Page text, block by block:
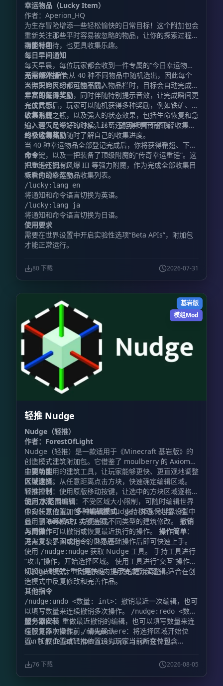
幸运物品（Lucky Item）
作者：Aperion_HQ
为生存冒险增添一些轻松愉快的日常目标！这个附加包会
重新关注那些平时容易被忽略的物品，让你的探索过程变
得更有期待，也更具收集乐趣。
功能特色
每日早间通知
每天早晨，每位玩家都会收到一件专属的“今日幸运物
品”。该物品会从 40 种不同物品中随机选出，因此每个
人当天的目标都可能不同。
无需额外操作
当你把当天的幸运物品放入物品栏时，目标会自动完成，
并立即获得奖励，同时伴随特别提示音效，让完成瞬间更
有仪式感。
丰富的每日奖励
完成目标后，玩家可以随机获得多种奖励，例如铁矿、金
矿、附魔之瓶，以及强大的状态效果，包括生命恢复和急
迫。运气足够好的时候，甚至还能得到不死图腾。
收集系统
输入聊天命令/lucky:list，即可查看目前已经收集过
的幸运物品，随时了解自己的收集进度。
终极收集奖励
当 40 种幸运物品全部登记完成后，你将获得鞘翅、下界
合金锭，以及一把装备了顶级附魔的“传奇幸运重锤”。这
把重锤还拥有风爆 III 等强力附魔，作为完成全部收集目
标后的最终奖励。
命令
/lucky:list
查看你的幸运物品收集列表。
/lucky:lang en
将通知和命令语言切换为英语。
/lucky:lang ja
将通知和命令语言切换为日语。
使用要求
需要在世界设置中开启实验性选项“Beta APIs”，附加包
才能正常运行。
80 下载 2026-07-31
基岩版
模组Mod
轻推 Nudge
Nudge（轻推）
作者：ForestOfLight
Nudge（轻推）是一款适用于《Minecraft 基岩版》的
创造模式建筑附加包。它借鉴了 moulberry 的 Axiom
中简单实用的建筑工具，让玩家能够更快、更直观地调整
大型建筑。
主要功能
区域选择：从任意距离点击方块，快速确定编辑区域。
轻推控制 ：使用原版移动按键，让选中的方块区域逐格移
动。大范围编辑：不受区域大小限制，可随时编辑世界
中的任意位置。多种编辑模式：支持移动、克隆、堆
叠、删除等模式，方便完成不同类型的建筑修改。 撤销
与重做：可以撤销或恢复最近执行的操作。 操作简单：
无需复杂界面或指令，熟悉基础操作后即可快速上手。
使用方法
像安装其他附加包一样安装 Nudge，并确保世界设置中
启用了Beta API 实验选项。
入门操作
进入安装了 Nudge 的世界后：
使用 /nudge:nudge 获取 Nudge 工具。 手持工具进行
“攻击”操作，开始选择区域。 使用工具进行“交互”操作，
切换编辑模式。 根据游戏内提示完成后续编辑。
Nudge 的设计重点是快速、自然的建筑调整，适合在创
造模式中反复修改和完善作品。
其他指令
/nudge:undo <数量: int>：撤销最近一次编辑，也可
以填写数量来连续撤销多次操作。
/nudge:redo <数
量: int>：重做最近撤销的编辑，也可以填写数量来连
续恢复多次操作。/nudge:here：将选择区域开始位
置、扩展位置或轻推位置设为玩家当前所在位置。
服务器安装
在服务器中安装前，请先确认
config/default/permissions.json文件包含
加。完成后，Nudge 的服务器安装方式与其他附加包相
同。
76 下载 2026-08-05